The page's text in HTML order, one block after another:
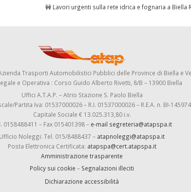
🚧 Lavori urgenti sulla rete idrica e fognaria a Biella
Trasporti Automobilistici Pubblici delle Province di Biella e
e Operativa : Corso Guido Alberto Rivetti, 8/B – 13900 Biella
Uffici A.T.A.P. – Atrio Stazione S. Paolo Biella
Partita Iva: 01537000026 – R.I. 01537000026 – R.E.A. n. BI-145974
Capitale Sociale € 13.025.313,80 i.v.
0158488411 – Fax 015401398 – e-mail segreteria@atapspa.it
Ufficio Noleggi: Tel. 015/8488437 – atapnoleggi@atapspa.it
Posta Elettronica Certificata: atapspa@cert.atapspa.it
Amministrazione trasparente
Policy sui cookie – Segnalazioni illeciti
Dichiarazione accessibilità